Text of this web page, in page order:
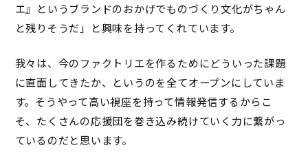
エ』というブランドのおかげでものづくり文化がちゃん
と残りそうだ」と興味を持ってくれています。
我々は、今のファクトリエを作るためにどういった課題
に直面してきたか、というのを全てオープンにしていま
す。そうやって高い視座を持って情報発信するからこ
そ、たくさんの応援団を巻き込み続けていく力に繋がっ
ているのだと思います。